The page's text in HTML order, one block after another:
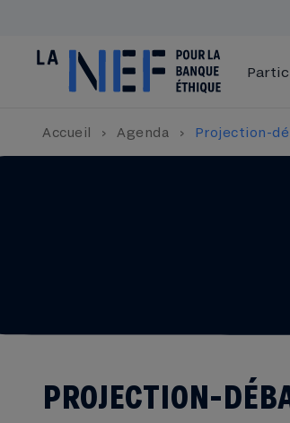
Accueil › Agenda › Projection-
PROJECTION-